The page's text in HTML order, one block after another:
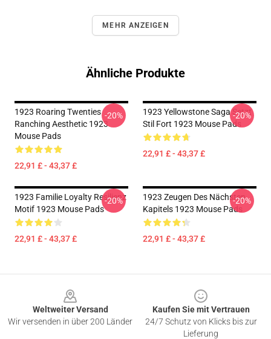
MEHR ANZEIGEN
Ähnliche Produkte
1923 Roaring Twenties
Ranching Aesthetic 1923
Mouse Pads
22,91 £ - 43,37 £
-20%
1923 Yellowstone Saga Setzt
Stil Fort 1923 Mouse Pads
22,91 £ - 43,37 £
-20%
1923 Familie Loyalty Resilienz
Motif 1923 Mouse Pads
22,91 £ - 43,37 £
-20%
1923 Zeugen Des Nächsten
Kapitels 1923 Mouse Pads
22,91 £ - 43,37 £
-20%
Weltweiter Versand
Wir versenden in über 200 Länder
Kaufen Sie mit Vertrauen
24/7 Schutz von Klicks bis zur
Lieferung